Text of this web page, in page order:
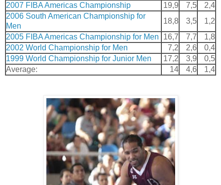
2007 FIBA Americas Championship
19,9 7,5
2,4
2006 South American Championship for
Men
18,8 3,5
1,2
2005 FIBA Americas Championship for Men
16,7 7,7
1,8
2002 World Championship for Men
7,2 2,6
0,4
1999 World Championship for Junior Men
17,2 3,9
0,5
Average:
14 4,6 1,4